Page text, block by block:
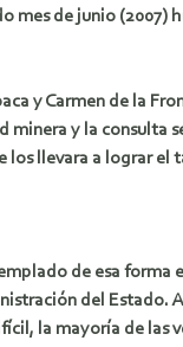
de junio
y Carmen de la
y la
llevara a lograr
de esa
del
la mayoría de